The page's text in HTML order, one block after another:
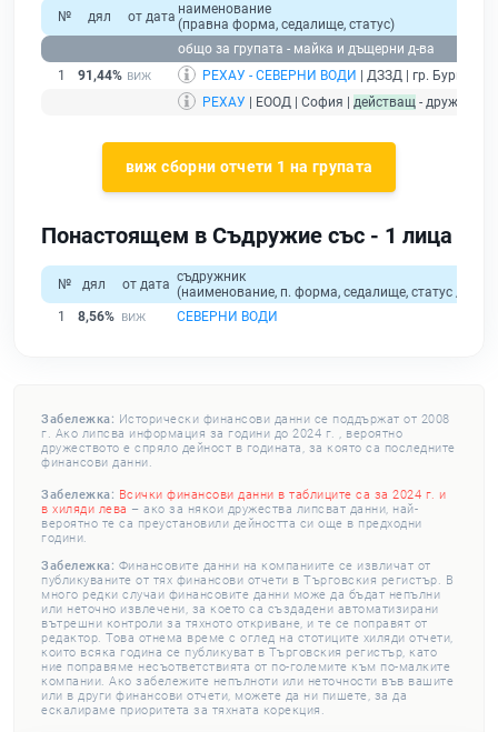
№ дял от дата наименование
(правна форма, седалище, статус)
общо за групата - майка и дъщерни д-ва
1
91,44% РЕХАУ - СЕВЕРНИ ВОДИ | ДЗЗД | гр. Бургас |
РЕХАУ | ЕООД | София | действащ -
виж сборни отчети 1 на групата
Понастоящем в Съдружие със - 1 лица
№ дял от дата съдружник
(наименование, п. форма, седалище, статус /
1
8,56% СЕВЕРНИ ВОДИ
Забележка: Исторически финансови данни се поддържат от 2008
г. Ако липсва информация за години до 2024 г. , вероятно
дружеството е спряло дейност в годината, за която са последните
финансови данни.
Забележка: Всички финансови данни в таблиците са за 2024 г. и
в хиляди лева – ако за някои дружества липсват данни, най-
вероятно те са преустановили дейността си още в предходни
години.
Забележка: Финансовите данни на компаниите се извличат от
публикуваните от тях финансови отчети в Търговския регистър. В
много редки случаи финансовите данни може да бъдат непълни
или неточно извлечени, за което са създадени автоматизирани
вътрешни контроли за тяхното откриване, и те се поправят от
редактор. Това отнема време с оглед на стотиците хиляди отчети,
които всяка година се публикуват в Търговския регистър, като
ние поправяме несъответствията от по-големите към по-малките
компании. Ако забележите непълноти или неточности във вашите
или в други финансови отчети, можете да ни пишете, за да
ескалираме приоритета за тяхната корекция.